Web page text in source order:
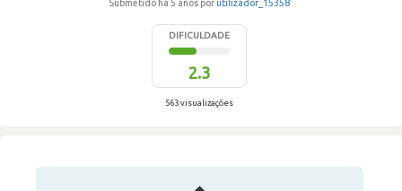
Submetido há 5 anos por utilizador_15358
DIFICULDADE
2.3
563 visualizações